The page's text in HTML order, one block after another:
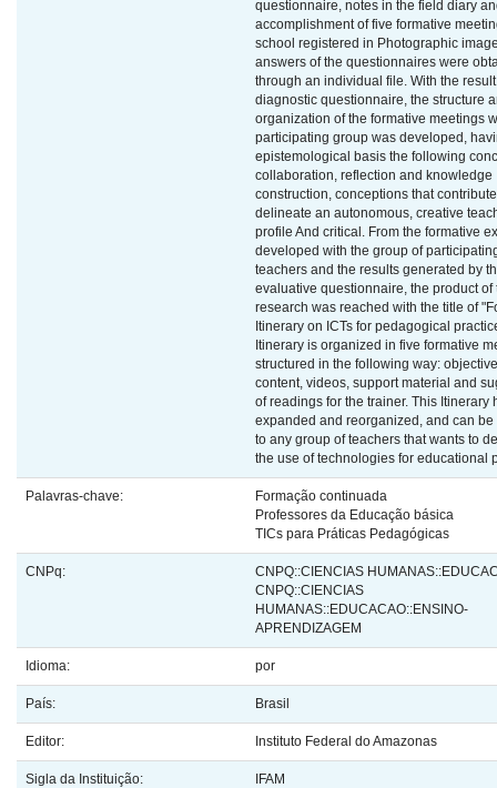
questionnaire, notes in the field diary
accomplishment of five formative
school registered in Photographic
answers of the questionnaires were
through an individual file. With the
diagnostic questionnaire, the structure
organization of the formative meetings
participating group was developed,
epistemological basis the following
collaboration, reflection and knowledge
construction, conceptions that
delineate an autonomous, creative
profile And critical. From the formative
developed with the group of
teachers and the results generated by
evaluative questionnaire, the product of
research was reached with the title of
Itinerary on ICTs for pedagogical
Itinerary is organized in five formative
structured in the following way:
content, videos, support material and
of readings for the trainer. This Itinerary
expanded and reorganized, and can
to any group of teachers that wants to
the use of technologies for educational
Palavras-chave:
Formação continuada
Professores da Educação básica
TICs para Práticas Pedagógicas
CNPq:
CNPQ::CIENCIAS
CNPQ::CIENCIAS
HUMANAS::EDUCACAO::ENSINO-
APRENDIZAGEM
Idioma: por
País: Brasil
Editor: Instituto Federal do Amazonas
Sigla da Instituição: IFAM